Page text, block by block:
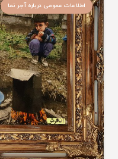
اطلاعات عمومی درباره آجر نما